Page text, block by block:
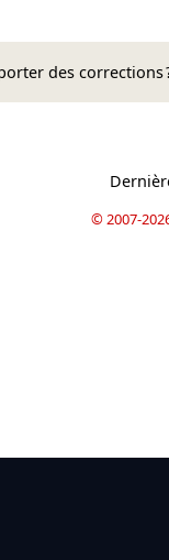
des corrections
© 2007-